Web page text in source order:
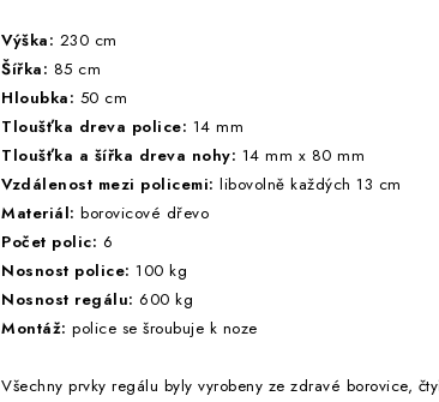
Výška: 230 cm
Šířka: 85 cm
Hloubka: 50 cm
Tloušťka dreva police: 14 mm
Tloušťka a šířka dreva nohy: 14 mm x 80 mm
Vzdálenost mezi policemi: libovolně každých 13 cm
Materiál: borovicové dřevo
Počet polic: 6
Nosnost police: 100 kg
Nosnost regálu: 600 kg
Montáž: police se šroubuje k noze
Všechny prvky regálu byly vyrobeny ze zdravé borovice,